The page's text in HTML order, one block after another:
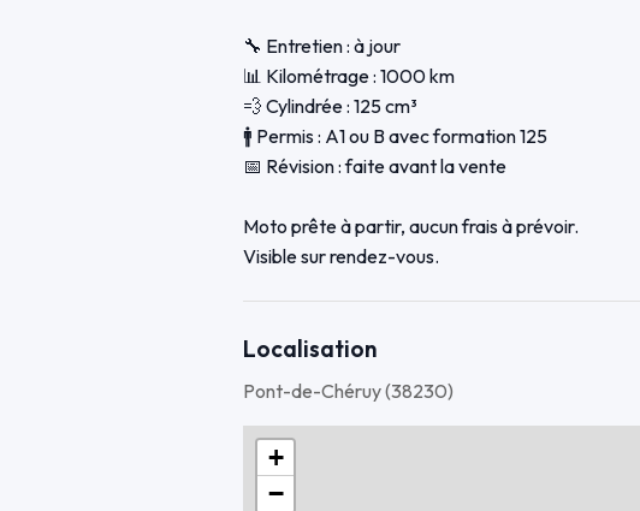
🔧 Entretien : à jour
📊 Kilométrage : 1000 km
💨 Cylindrée : 125 cm³
🚹 Permis : A1 ou B avec formation 125
📅 Révision : faite avant la vente
Moto prête à partir, aucun frais à prévoir.
Visible sur rendez-vous.
Localisation
Pont-de-Chéruy (38230)
+
−